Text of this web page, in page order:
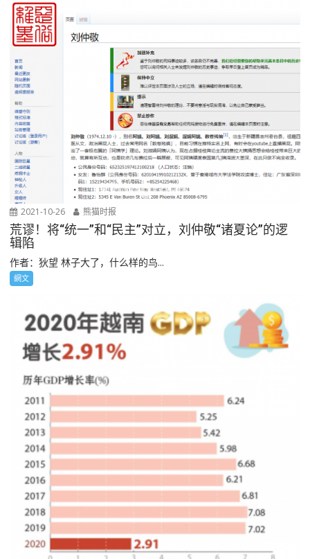
2021-10-26 熊猫时报
荒谬！将“统一”和“民主”对立，刘仲敬“诸夏论”的逻
辑陷
作者：狄望 林子大了，什么样的鸟...
網文